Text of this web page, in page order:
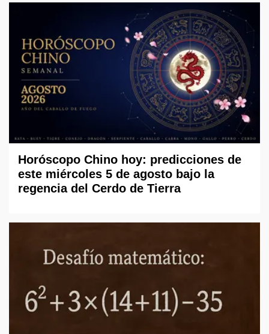
Horóscopo Chino hoy: predicciones de
este miércoles 5 de agosto bajo la
regencia del Cerdo de Tierra